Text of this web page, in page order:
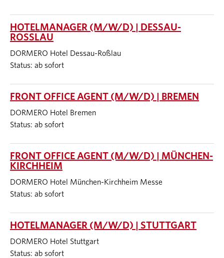
HOTELMANAGER (M/W/D) | DESSAU-
ROSSLAU
DORMERO Hotel Dessau-Roßlau
Status: ab sofort
FRONT OFFICE AGENT (M/W/D) | BREMEN
DORMERO Hotel Bremen
Status: ab sofort
FRONT OFFICE AGENT (M/W/D) | MÜNCHEN-
KIRCHHEIM
DORMERO Hotel München-Kirchheim Messe
Status: ab sofort
HOTELMANAGER (M/W/D) | STUTTGART
DORMERO Hotel Stuttgart
Status: ab sofort